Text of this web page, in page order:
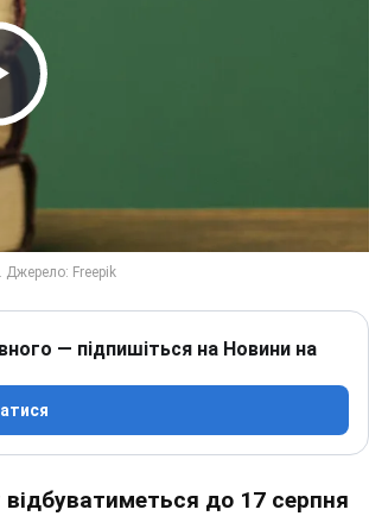
Video
— підпишіться на Новини на
відбуватиметься до 17 серпня